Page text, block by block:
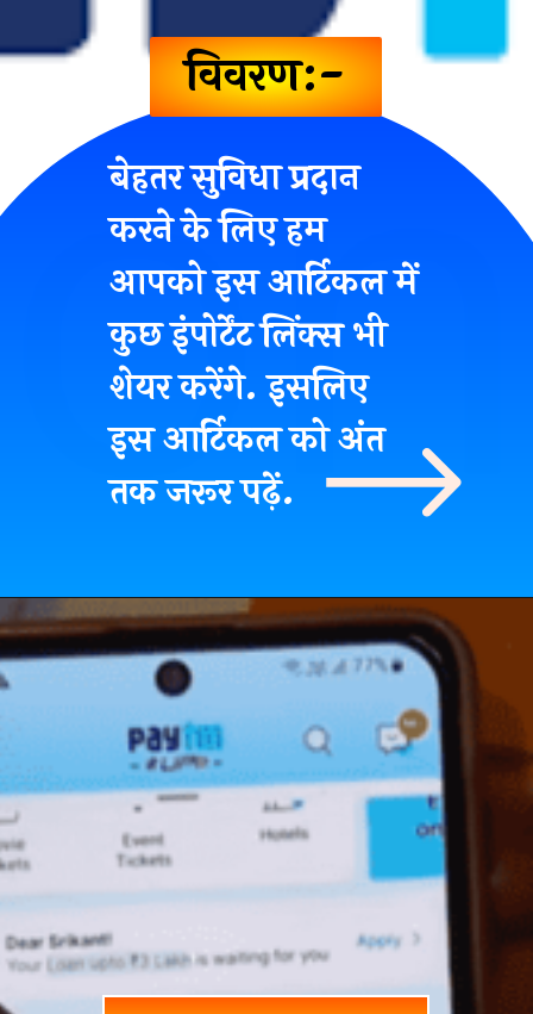
विवरण:-
बेहतर सुविधा प्रदान
करने के लिए हम
आपको इस आर्टिकल में
कुछ इंपोर्टेंट लिंक्स भी
शेयर करेंगे. इसलिए
इस आर्टिकल को अंत
तक जरूर पढ़ें.